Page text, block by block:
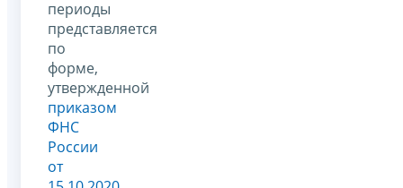
периоды
представляется
по
форме,
утвержденной
приказом
ФНС
России
от